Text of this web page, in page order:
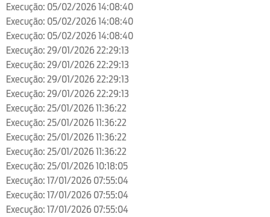
Execução: 05/02/2026 14:08:40
Execução: 05/02/2026 14:08:40
Execução: 05/02/2026 14:08:40
Execução: 29/01/2026 22:29:13
Execução: 29/01/2026 22:29:13
Execução: 29/01/2026 22:29:13
Execução: 29/01/2026 22:29:13
Execução: 25/01/2026 11:36:22
Execução: 25/01/2026 11:36:22
Execução: 25/01/2026 11:36:22
Execução: 25/01/2026 11:36:22
Execução: 25/01/2026 10:18:05
Execução: 17/01/2026 07:55:04
Execução: 17/01/2026 07:55:04
Execução: 17/01/2026 07:55:04